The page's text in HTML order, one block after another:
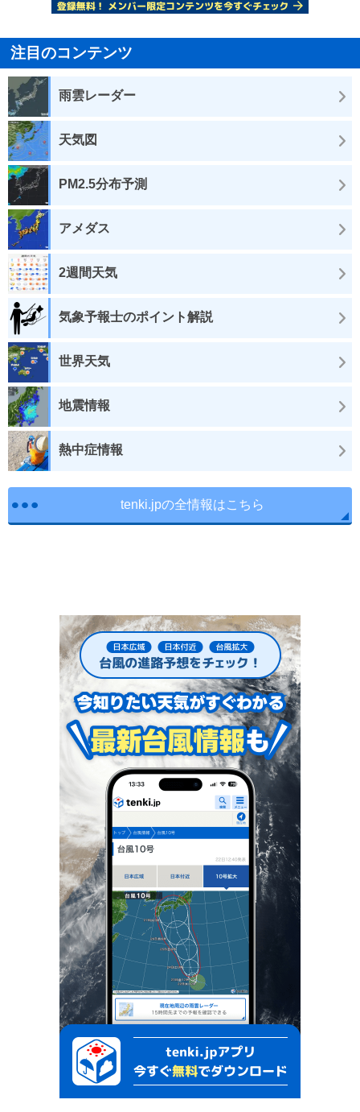
注目のコンテンツ
雨雲レーダー
天気図
PM2.5分布予測
アメダス
2週間天気
気象予報士のポイント解説
世界天気
地震情報
熱中症情報
tenki.jpの全情報はこちら